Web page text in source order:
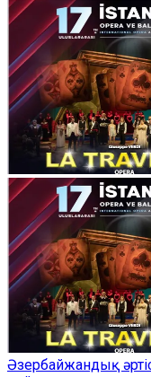
Әзербайжандық